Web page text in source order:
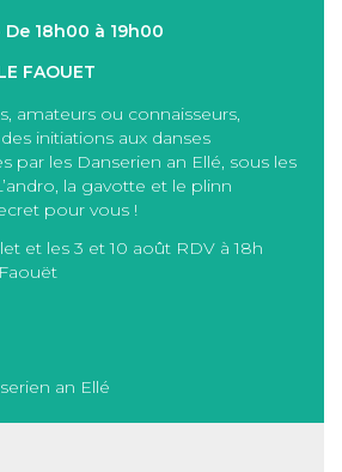
18h00 à 19h00
FAOUET
amateurs ou connaisseurs,
initiations aux danses
par les Danserien an Ellé, sous les
la gavotte et le plinn
pour vous !
et les 3 et 10 août RDV à 18h
an Ellé